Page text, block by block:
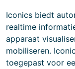
Iconics biedt
realtime
apparaat
mobiliseren.
toegepast voor